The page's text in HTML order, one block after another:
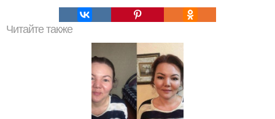
Читайте также